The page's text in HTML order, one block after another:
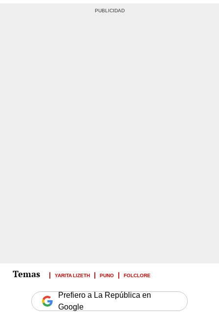
YARITA LIZETH PUNO FOLCLORE
Prefiero a La República en
Google